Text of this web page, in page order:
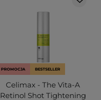
PROMOCJA BESTSELLER
Celimax - The Vita-A
Retinol Shot Tightening